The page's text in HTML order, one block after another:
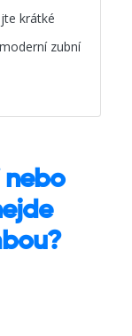
krátké
zubní
nebo